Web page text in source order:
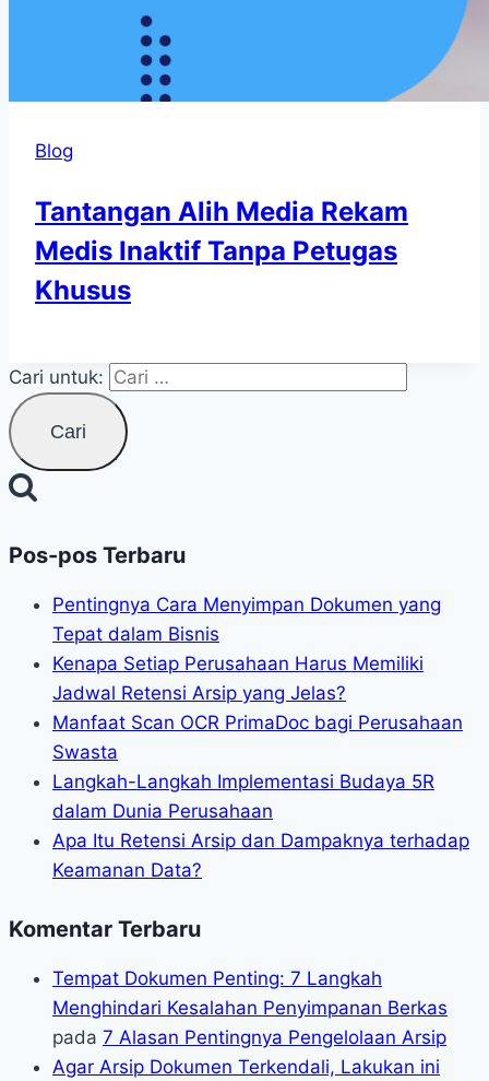
Blog
Tantangan Alih Media Rekam
Medis Inaktif Tanpa Petugas
Khusus
Cari untuk:
Pos-pos Terbaru
Pentingnya Cara Menyimpan Dokumen yang
Tepat dalam Bisnis
Kenapa Setiap Perusahaan Harus Memiliki
Jadwal Retensi Arsip yang Jelas?
Manfaat Scan OCR PrimaDoc bagi Perusahaan
Swasta
Langkah-Langkah Implementasi Budaya 5R
dalam Dunia Perusahaan
Apa Itu Retensi Arsip dan Dampaknya terhadap
Keamanan Data?
Komentar Terbaru
Tempat Dokumen Penting: 7 Langkah
Menghindari Kesalahan Penyimpanan Berkas
pada 7 Alasan Pentingnya Pengelolaan Arsip
Agar Arsip Dokumen Terkendali, Lakukan ini